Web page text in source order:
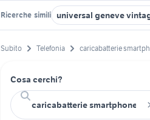
Ricerche simili universal geneve
Subito Telefonia caricabatterie
Cosa cerchi?